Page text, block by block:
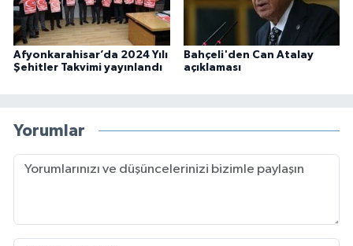
Afyonkarahisar’da 2024 Yılı
Şehitler Takvimi yayınlandı
Bahçeli'den Can Atalay
açıklaması
Yorumlar